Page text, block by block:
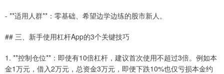
- **适用人群**：零基础、希望边学边练的股市新人。
## 三、新手使用杠杆App的3个关键技巧
1. **控制仓位**：即使有10倍杠杆，建议首次使用不超过3倍。例如本
金1万元，借入2万元，总资金3万元，即便下跌10%也仅亏损本金约